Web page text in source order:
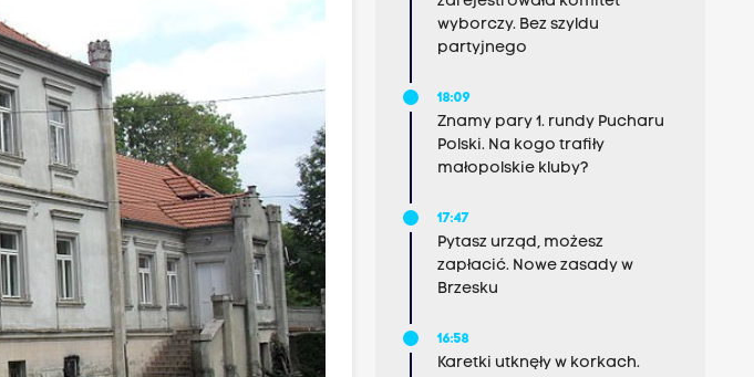
wyborczy. Bez szyldu
partyjnego
18:09
Znamy pary 1. rundy Pucharu
Polski. Na kogo trafiły
małopolskie kluby?
17:47
Pytasz urząd, możesz
zapłacić. Nowe zasady w
Brzesku
16:58
Karetki utknęły w korkach.